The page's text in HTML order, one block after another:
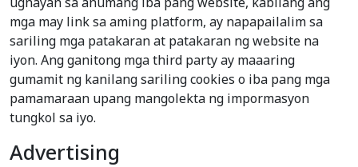
mga may link sa aming platform, ay napapailalim sa
sariling mga patakaran at patakaran ng website na
iyon. Ang ganitong mga third party ay maaaring
gumamit ng kanilang sariling cookies o iba pang mga
pamamaraan upang mangolekta ng impormasyon
tungkol sa iyo.
Advertising